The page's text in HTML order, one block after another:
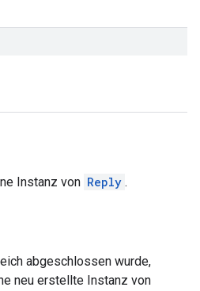
Instanz von Reply .
abgeschlossen wurde,
neu erstellte Instanz von